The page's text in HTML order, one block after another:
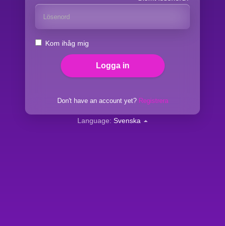
Kom ihåg mig
Don't have an account yet? Registrera
Language: Svenska